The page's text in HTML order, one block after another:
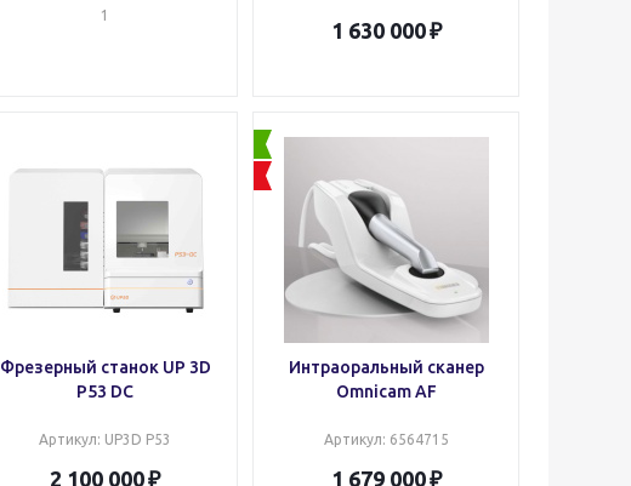
1
1 630 000
Фрезерный станок UP 3D
P53 DC
Артикул: UP3D P53
2 100 000
Интраоральный сканер
Omnicam AF
Артикул: 6564715
1 679 000